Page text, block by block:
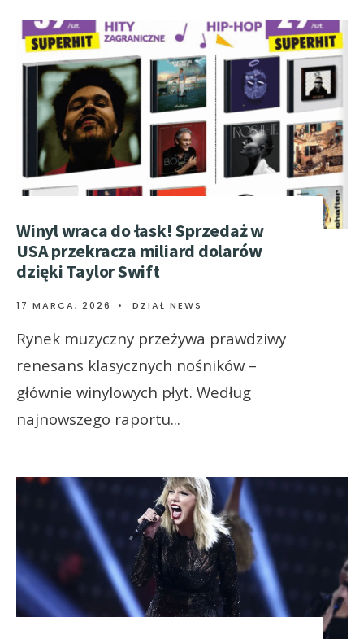
Winyl wraca do łask! Sprzedaż w
USA przekracza miliard dolarów
dzięki Taylor Swift
17 MARCA, 2026 • DZIAŁ NEWS
Rynek muzyczny przeżywa prawdziwy
renesans klasycznych nośników –
głównie winylowych płyt. Według
najnowszego raportu...